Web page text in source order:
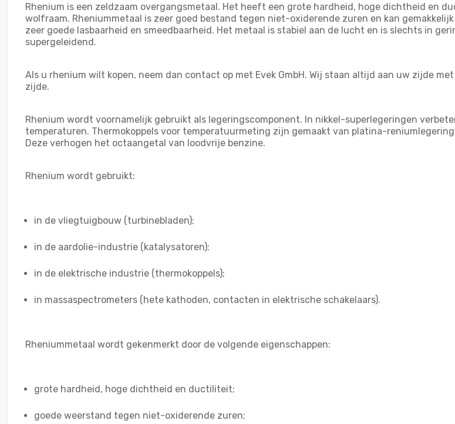
Rhenium is een zeldzaam overgangsmetaal. Het heeft een grote hardheid, hoge dichtheid en
wolfraam. Rheniummetaal is zeer goed bestand tegen niet-oxiderende zuren en kan
zeer goede lasbaarheid en smeedbaarheid. Het metaal is stabiel aan de lucht en is slechts in
supergeleidend.
Als u rhenium wilt kopen, neem dan contact op met Evek GmbH. Wij staan altijd aan uw zijde
zijde.
Rhenium wordt voornamelijk gebruikt als legeringscomponent. In nikkel-superlegeringen
temperaturen. Thermokoppels voor temperatuurmeting zijn gemaakt van platina-
Deze verhogen het octaangetal van loodvrije benzine.
Rhenium wordt gebruikt:
in de vliegtuigbouw (turbinebladen);
in de aardolie-industrie (katalysatoren);
in de elektrische industrie (thermokoppels);
in massaspectrometers (hete kathoden, contacten in elektrische schakelaars).
Rheniummetaal wordt gekenmerkt door de volgende eigenschappen:
grote hardheid, hoge dichtheid en ductiliteit;
goede weerstand tegen niet-oxiderende zuren;